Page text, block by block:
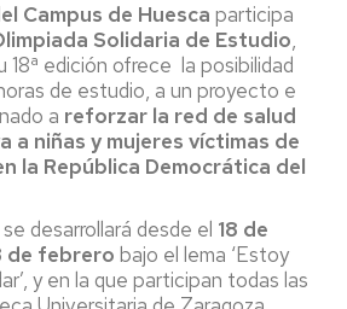
Campus de Huesca participa
Solidaria de Estudio,
18ª edición ofrece la posibilidad
de estudio, a un proyecto e
a reforzar la red de salud
a niñas y mujeres víctimas de
la República Democrática del
desarrollará desde el 18 de
de febrero bajo el lema ‘Estoy
y en la que participan todas las